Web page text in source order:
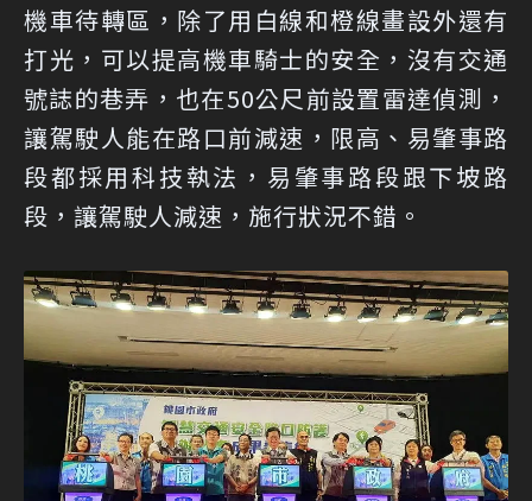
機車待轉區，除了用白線和橙線畫設外還有
打光，可以提高機車騎士的安全，沒有交通
號誌的巷弄，也在50公尺前設置雷達偵測，
讓駕駛人能在路口前減速，限高、易肇事路
段都採用科技執法，易肇事路段跟下坡路
段，讓駕駛人減速，施行狀況不錯。